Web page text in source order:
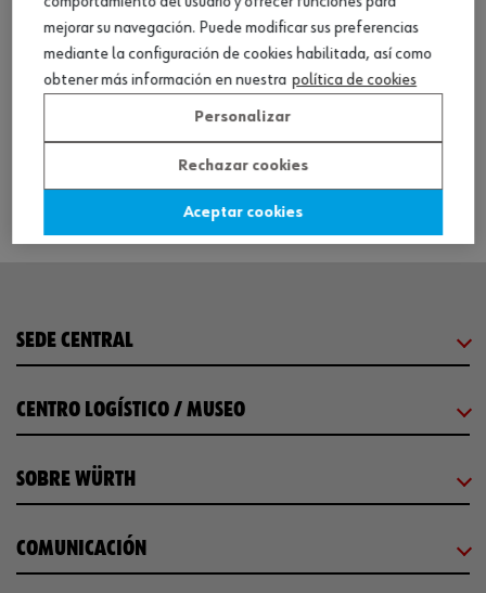
Inflador de neumáticos digital Profesional
SEDE CENTRAL
CENTRO LOGÍSTICO / MUSEO
SOBRE WÜRTH
COMUNICACIÓN
mejorar su navegación. Puede modificar sus preferencias
mediante la configuración de cookies habilitada, así como
obtener más información en nuestra política de cookies
Personalizar
Rechazar cookies
Aceptar cookies